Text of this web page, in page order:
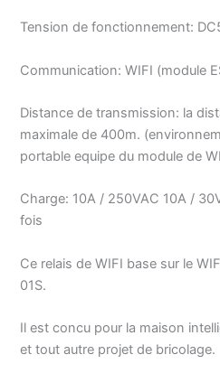
Tension de fonctionnement:
Communication: WIFI (module
Distance de transmission: la
maximale de 400m.
portable equipe du module de
Charge: 10A / 250VAC 10A /
fois
Ce relais de WIFI base sur le
01S.
Il est concu pour la maison
et tout autre projet de bricolage.